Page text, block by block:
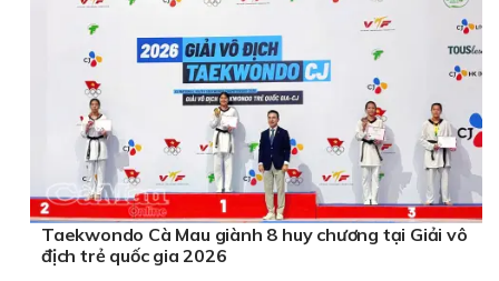
Taekwondo Cà Mau giành 8 huy chương tại Giải vô
địch trẻ quốc gia 2026